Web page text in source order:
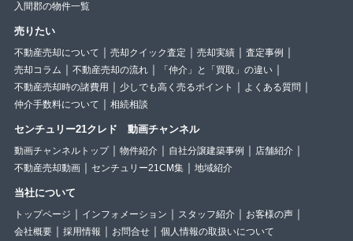
入間郡の物件一覧
売りたい
不動産売却について 売却クイック査定 売却実績
査定事例
売却コラム
不動産売却の流れ
「仲介」と「買取」の違い
不動産売却時の諸費用
少しでも高く売るポイント
よくある質問
仲介手数料について
相続相談
センチュリー21クレド 動画チャンネル
動画チャンネルトップ 物件紹介 自社分譲建築事例
店舗紹介
不動産売却動画
センチュリー21CM集 地域紹介
当社について
トップページ インフォメーション スタッフ紹介
お客様の声
会社概要
採用情報 お問合せ 個人情報の取扱いについて